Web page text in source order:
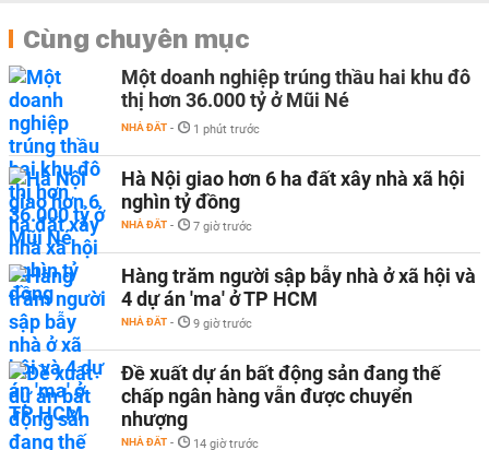
Cùng chuyên mục
Một doanh nghiệp trúng thầu hai khu đô
thị hơn 36.000 tỷ ở Mũi Né
NHÀ ĐẤT - 1 phút trước
Hà Nội giao hơn 6 ha đất xây nhà xã hội
nghìn tỷ đồng
NHÀ ĐẤT - 7 giờ trước
Hàng trăm người sập bẫy nhà ở xã hội và
4 dự án 'ma' ở TP HCM
NHÀ ĐẤT - 9 giờ trước
Đề xuất dự án bất động sản đang thế
chấp ngân hàng vẫn được chuyển
nhượng
NHÀ ĐẤT - 14 giờ trước